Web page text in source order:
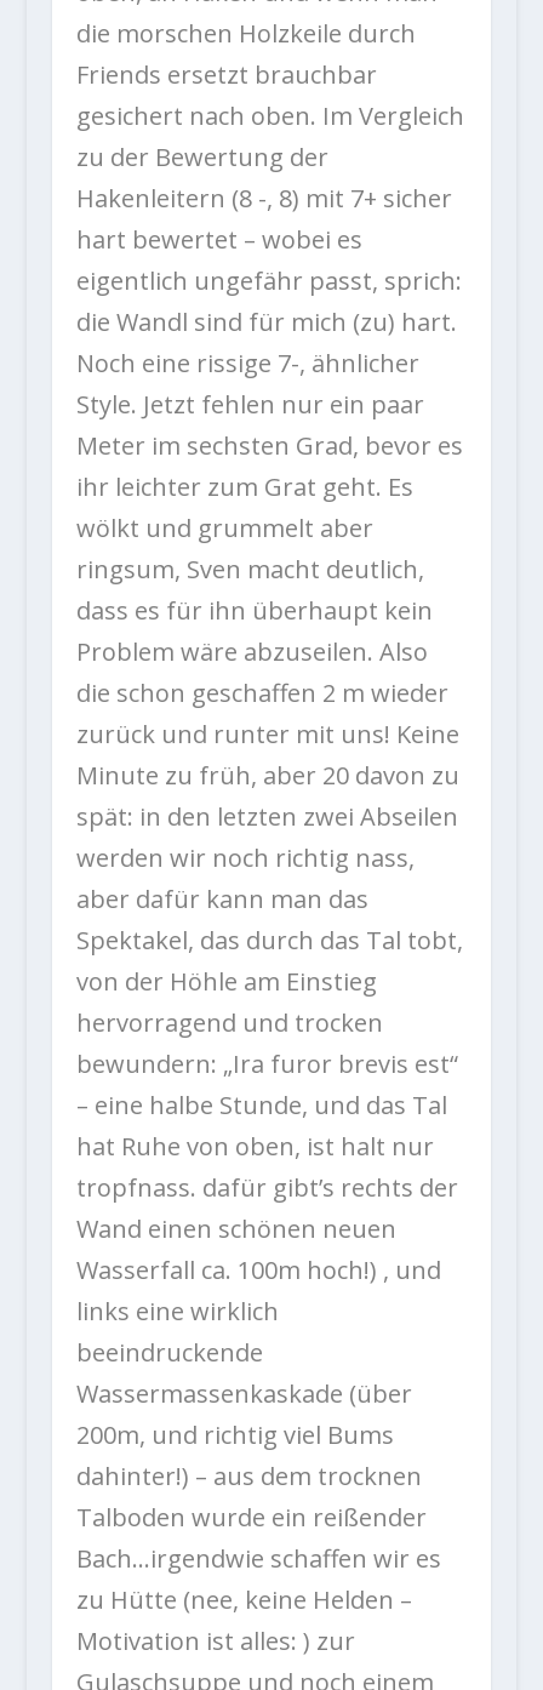
die morschen Holzkeile durch
Friends ersetzt brauchbar
gesichert nach oben. Im Vergleich
zu der Bewertung der
Hakenleitern (8 -, 8) mit 7+ sicher
hart bewertet – wobei es
eigentlich ungefähr passt, sprich:
die Wandl sind für mich (zu) hart.
Noch eine rissige 7-, ähnlicher
Style. Jetzt fehlen nur ein paar
Meter im sechsten Grad, bevor es
ihr leichter zum Grat geht. Es
wölkt und grummelt aber
ringsum, Sven macht deutlich,
dass es für ihn überhaupt kein
Problem wäre abzuseilen. Also
die schon geschaffen 2 m wieder
zurück und runter mit uns! Keine
Minute zu früh, aber 20 davon zu
spät: in den letzten zwei Abseilen
werden wir noch richtig nass,
aber dafür kann man das
Spektakel, das durch das Tal tobt,
von der Höhle am Einstieg
hervorragend und trocken
bewundern: „Ira furor brevis est“
– eine halbe Stunde, und das Tal
hat Ruhe von oben, ist halt nur
tropfnass. dafür gibt’s rechts der
Wand einen schönen neuen
Wasserfall ca. 100m hoch!) , und
links eine wirklich
beeindruckende
Wassermassenkaskade (über
200m, und richtig viel Bums
dahinter!) – aus dem trocknen
Talboden wurde ein reißender
Bach…irgendwie schaffen wir es
zu Hütte (nee, keine Helden –
Motivation ist alles: ) zur
Gulaschsuppe und noch einem